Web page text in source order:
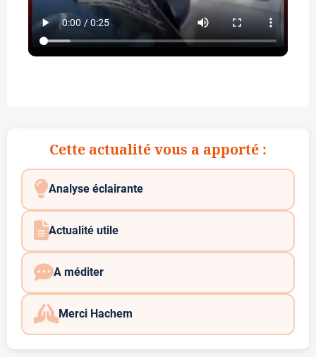
Cette actualité vous a apporté :
Analyse éclairante
Actualité utile
A méditer
Merci Hachem